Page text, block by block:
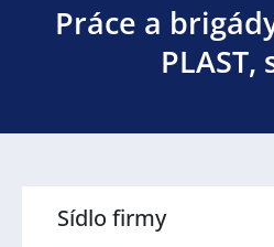
Práce a
PLAST,
Sídlo firmy